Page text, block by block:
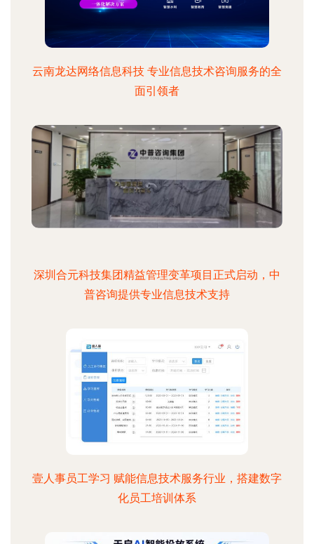
云南龙达网络信息科技 专业信息技术咨询服务的全
面引领者
深圳合元科技集团精益管理变革项目正式启动，中
普咨询提供专业信息技术支持
壹人事员工学习 赋能信息技术服务行业，搭建数字
化员工培训体系